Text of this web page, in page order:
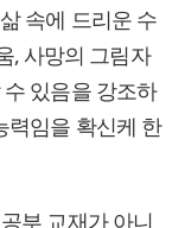
속에 드리운 수
, 사망의 그림자
있음을 강조하
력임을 확신케 한
부 교재가 아니